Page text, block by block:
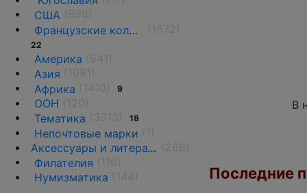
США
Французские колонии и территории
22
Америка
Азия
Африка
9
ООН
Тематика
18
Непочтовые марки
Аксессуары и литература
Филателия
Нумизматика
В
Последние